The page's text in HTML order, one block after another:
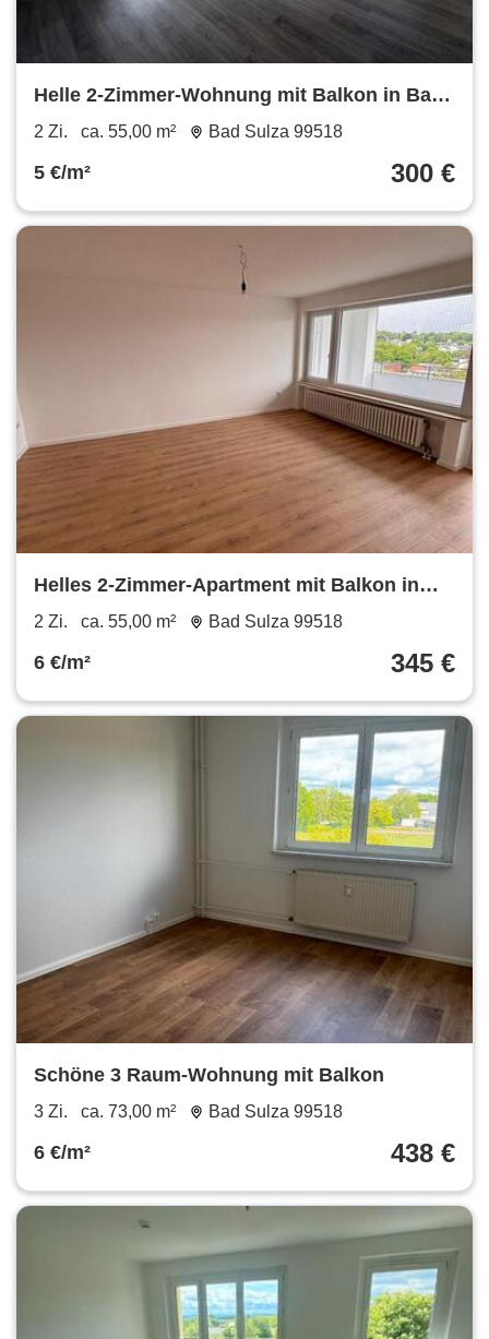
Helle 2-Zimmer-Wohnung mit Balkon in Bad
Sulza Stadtmühle
2 Zi. ca. 55,00 m² Bad Sulza 99518
5 €/m² 300 €
Helles 2-Zimmer-Apartment mit Balkon in
Bad Sulza
2 Zi. ca. 55,00 m² Bad Sulza 99518
6 €/m² 345 €
Schöne 3 Raum-Wohnung mit Balkon
3 Zi. ca. 73,00 m² Bad Sulza 99518
6 €/m² 438 €